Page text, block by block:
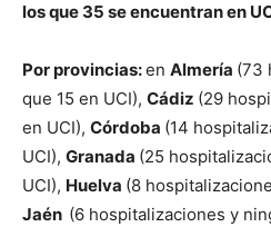
los que 35 se encuentran en
Por provincias:en Almería (73
que 15 en UCI), Cádiz (29
en UCI), Córdoba (14
UCI), Granada (25
UCI), Huelva (8
Jaén (6 hospitalizaciones y